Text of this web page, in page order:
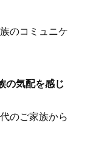
のコミュニケ
の気配を感じ
のご家族から